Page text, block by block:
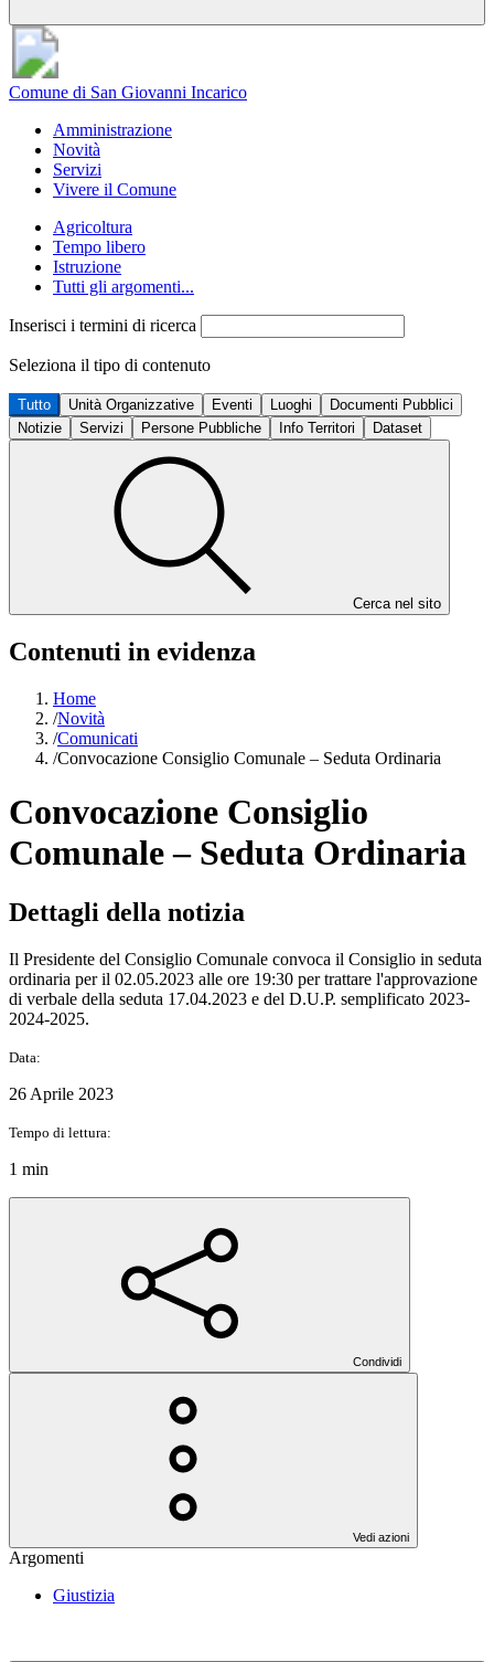
Comune di San Giovanni Incarico
Amministrazione
Novità
Servizi
Vivere il Comune
Agricoltura
Tempo libero
Istruzione
Tutti gli argomenti...
Inserisci i termini di ricerca
Seleziona il tipo di contenuto
Tutto Unità Organizzative Eventi Luoghi
Documenti Pubblici
Notizie
Servizi Persone Pubbliche Info Territori Dataset
Cerca nel sito
Contenuti in evidenza
Home
/Novità
/Comunicati
/Convocazione Consiglio Comunale – Seduta Ordinaria
Convocazione Consiglio
Comunale – Seduta Ordinaria
Dettagli della notizia
Il Presidente del Consiglio Comunale convoca il Consiglio in seduta
ordinaria per il 02.05.2023 alle ore 19:30 per trattare l'approvazione
di verbale della seduta 17.04.2023 e del D.U.P. semplificato 2023-
2024-2025.
Data:
26 Aprile 2023
Tempo di lettura:
1 min
Condividi
Vedi azioni
Argomenti
Giustizia